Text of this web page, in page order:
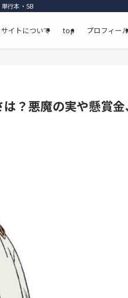
行本・SBS・公式資料・最新話までを
イトについて top プロフィー
？悪魔の実や懸賞